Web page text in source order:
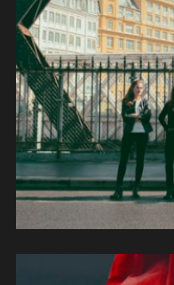
Cuarteto
(2024)